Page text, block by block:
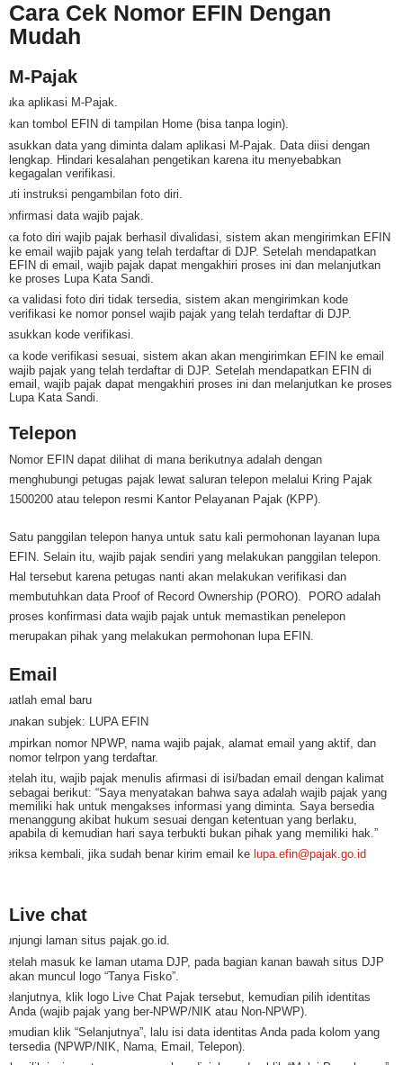
Cara Cek Nomor EFIN Dengan
Mudah
M-Pajak
aplikasi M-Pajak.
tombol EFIN di tampilan Home (bisa tanpa login).
data yang diminta dalam aplikasi M-Pajak. Data diisi dengan
lengkap. Hindari kesalahan pengetikan karena itu menyebabkan
kegagalan verifikasi.
instruksi pengambilan foto diri.
data wajib pajak.
foto diri wajib pajak berhasil divalidasi, sistem akan mengirimkan EFIN
ke email wajib pajak yang telah terdaftar di DJP. Setelah mendapatkan
EFIN di email, wajib pajak dapat mengakhiri proses ini dan melanjutkan
ke proses Lupa Kata Sandi.
validasi foto diri tidak tersedia, sistem akan mengirimkan kode
verifikasi ke nomor ponsel wajib pajak yang telah terdaftar di DJP.
kode verifikasi.
kode verifikasi sesuai, sistem akan akan mengirimkan EFIN ke email
wajib pajak yang telah terdaftar di DJP. Setelah mendapatkan EFIN di
email, wajib pajak dapat mengakhiri proses ini dan melanjutkan ke proses
Lupa Kata Sandi.
Telepon
Nomor EFIN dapat dilihat di mana berikutnya adalah dengan
menghubungi petugas pajak lewat saluran telepon melalui Kring Pajak
1500200 atau telepon resmi Kantor Pelayanan Pajak (KPP).
Satu panggilan telepon hanya untuk satu kali permohonan layanan lupa
EFIN. Selain itu, wajib pajak sendiri yang melakukan panggilan telepon.
Hal tersebut karena petugas nanti akan melakukan verifikasi dan
membutuhkan data Proof of Record Ownership (PORO). PORO adalah
proses konfirmasi data wajib pajak untuk memastikan penelepon
merupakan pihak yang melakukan permohonan lupa EFIN.
Email
emal baru
subjek: LUPA EFIN
nomor NPWP, nama wajib pajak, alamat email yang aktif, dan
nomor telrpon yang terdaftar.
itu, wajib pajak menulis afirmasi di isi/badan email dengan kalimat
sebagai berikut: “Saya menyatakan bahwa saya adalah wajib pajak yang
memiliki hak untuk mengakses informasi yang diminta. Saya bersedia
menanggung akibat hukum sesuai dengan ketentuan yang berlaku,
apabila di kemudian hari saya terbukti bukan pihak yang memiliki hak.”
kembali, jika sudah benar kirim email ke lupa.efin@pajak.go.id
Live chat
laman situs pajak.go.id.
masuk ke laman utama DJP, pada bagian kanan bawah situs DJP
akan muncul logo “Tanya Fisko”.
klik logo Live Chat Pajak tersebut, kemudian pilih identitas
Anda (wajib pajak yang ber-NPWP/NIK atau Non-NPWP).
klik “Selanjutnya”, lalu isi data identitas Anda pada kolom yang
tersedia (NPWP/NIK, Nama, Email, Telepon).